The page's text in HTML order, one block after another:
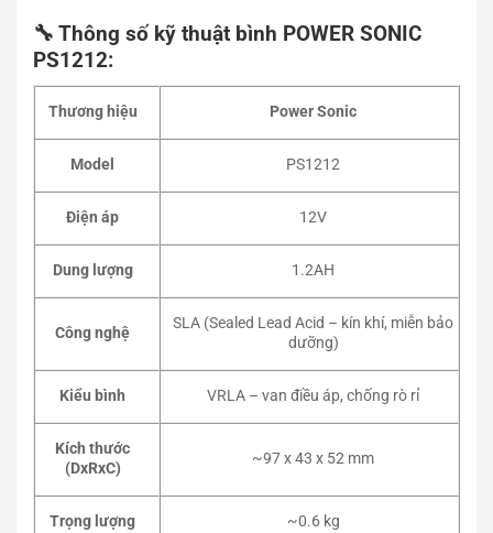
🔧 Thông số kỹ thuật bình POWER SONIC
PS1212:
Thương hiệu Power Sonic
Model PS1212
Điện áp 12V
Dung lượng 1.2AH
Công nghệ
SLA (Sealed Lead Acid – kín khí, miễn bảo
dưỡng)
Kiểu bình VRLA – van điều áp, chống rò rỉ
Kích thước
(DxRxC)
~97 x 43 x 52 mm
Trọng lượng ~0.6 kg